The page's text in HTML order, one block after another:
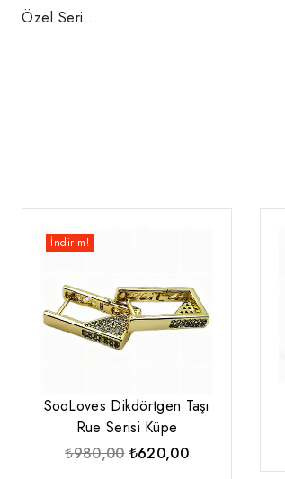
Özel Seri..
İndirim!
SooLoves Dikdörtgen Taşı
Rue Serisi Küpe
₺980,00 Orijinal
₺620,00Şu